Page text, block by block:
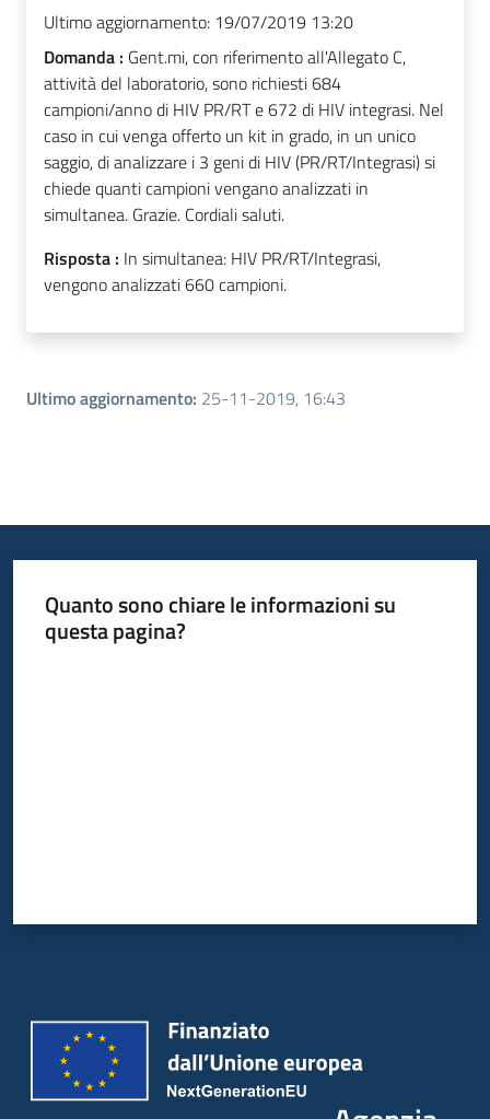
Ultimo aggiornamento: 19/07/2019 13:20
Domanda : Gent.mi, con riferimento all'Allegato C,
attività del laboratorio, sono richiesti 684
campioni/anno di HIV PR/RT e 672 di HIV integrasi. Nel
caso in cui venga offerto un kit in grado, in un unico
saggio, di analizzare i 3 geni di HIV (PR/RT/Integrasi) si
chiede quanti campioni vengano analizzati in
simultanea. Grazie. Cordiali saluti.
Risposta : In simultanea: HIV PR/RT/Integrasi,
vengono analizzati 660 campioni.
Ultimo aggiornamento: 25-11-2019, 16:43
Quanto sono chiare le informazioni su
questa pagina?